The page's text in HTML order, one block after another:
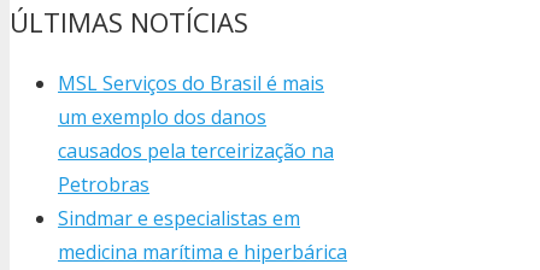
ÚLTIMAS NOTÍCIAS
MSL Serviços do Brasil é mais
um exemplo dos danos
causados pela terceirização na
Petrobras
Sindmar e especialistas em
medicina marítima e hiperbárica